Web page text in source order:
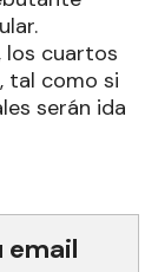
los cuartos
tal como si
serán ida
email